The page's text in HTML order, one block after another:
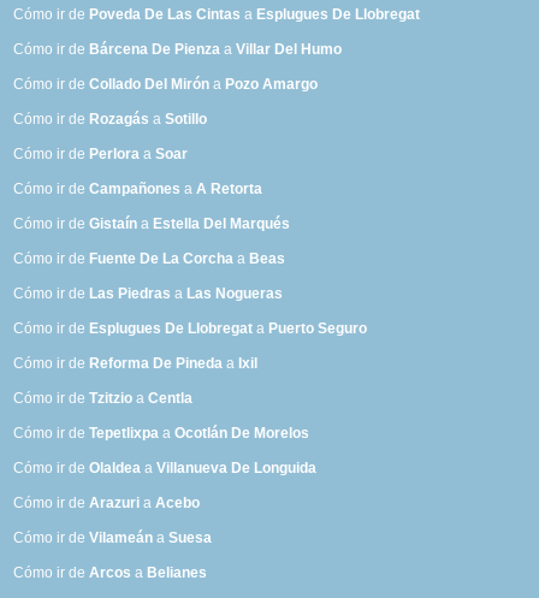
Cómo ir de Poveda De Las Cintas a Esplugues De Llobregat
Cómo ir de Bárcena De Pienza aVillar Del Humo
Cómo ir deCollado Del Mirón a Pozo Amargo
Cómo ir de Rozagás aSotillo
Cómo ir de Perlora aSoar
Cómo ir deCampañones aA Retorta
Cómo ir deGistaín a Estella Del Marqués
Cómo ir de Fuente De La Corcha a Beas
Cómo ir de Las Piedras a Las Nogueras
Cómo ir de Esplugues De Llobregat a Puerto Seguro
Cómo ir de Reforma De Pineda a Ixil
Cómo ir deTzitzio aCentla
Cómo ir deTepetlixpa aOcotlán De Morelos
Cómo ir deOlaldea aVillanueva De Longuida
Cómo ir deArazuri aAcebo
Cómo ir deVilameán aSuesa
Cómo ir deArcos a Belianes